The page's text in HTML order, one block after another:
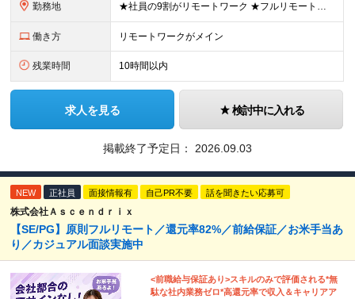
勤務地 ★社員の9割がリモートワーク ★フルリモート案件もあり ★地方からの応募も歓迎！／転居を伴う転勤なし 東京23区を中心としたプロジェクト先での勤務です。 ～～～～～～～～～～～ 【東京⇒地方へUタ
働き方 リモートワークがメイン
残業時間 10時間以内
求人を見る 検討中に入れる
掲載終了予定日： 2026.09.03
NEW 正社員 面接情報有 自己PR不要 話を聞きたい応募可
株式会社Ａｓｃｅｎｄｒｉｘ
【SE/PG】原則フルリモート／還元率82%／前給保証／お米手当あ
り／カジュアル面談実施中
<前職給与保証あり>スキルのみで評価される*無
駄な社内業務ゼロ*高還元率で収入＆キャリアア